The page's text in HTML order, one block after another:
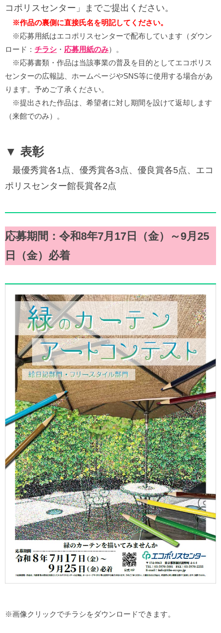
コポリスセンター」までご提出ください。
※作品の裏側に直接氏名を明記してください。
※応募用紙はエコポリスセンターで配布しています（ダウン
ロード： チラシ ・ 応募用紙のみ）。
※応募書類・作品は当該事業の普及を目的としてエコポリス
センターの広報誌、ホームページやSNS等に使用する場合があ
ります。予めご了承ください。
※提出された作品は、希望者に対し期間を設けて返却します
（来館でのみ）。
▼ 表彰
最優秀賞各1点、優秀賞各3点、優良賞各5点、エコ
ポリスセンター館長賞各2点
応募期間：令和8年7月17日（金）～9月25
日（金）必着
※画像クリックでチラシをダウンロードできます。